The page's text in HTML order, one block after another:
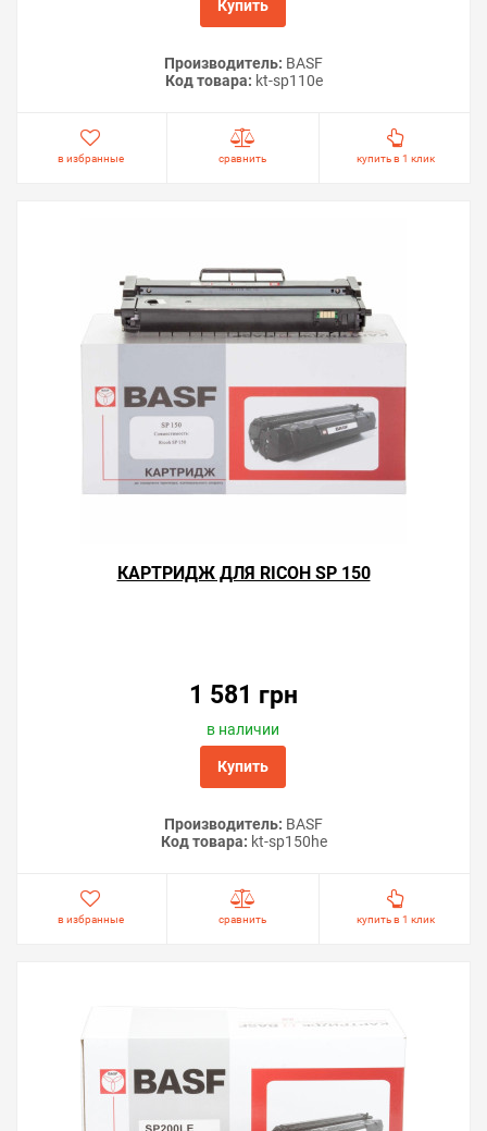
Купить
Производитель: BASF
Код товара: kt-sp110e
в избранные сравнить купить в 1 клик
КАРТРИДЖ ДЛЯ RICOH SP 150
1 581 грн
в наличии
Купить
Производитель: BASF
Код товара: kt-sp150he
в избранные сравнить купить в 1 клик